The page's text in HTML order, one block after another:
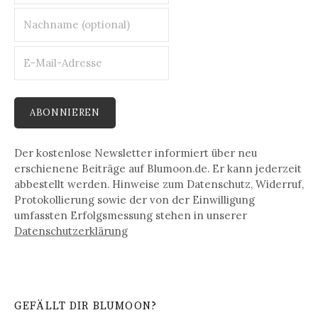
Der kostenlose Newsletter informiert über neu
erschienene Beiträge auf Blumoon.de. Er kann jederzeit
abbestellt werden. Hinweise zum Datenschutz, Widerruf,
Protokollierung sowie der von der Einwilligung
umfassten Erfolgsmessung stehen in unserer
Datenschutz­erklärung
GEFÄLLT DIR BLUMOON?